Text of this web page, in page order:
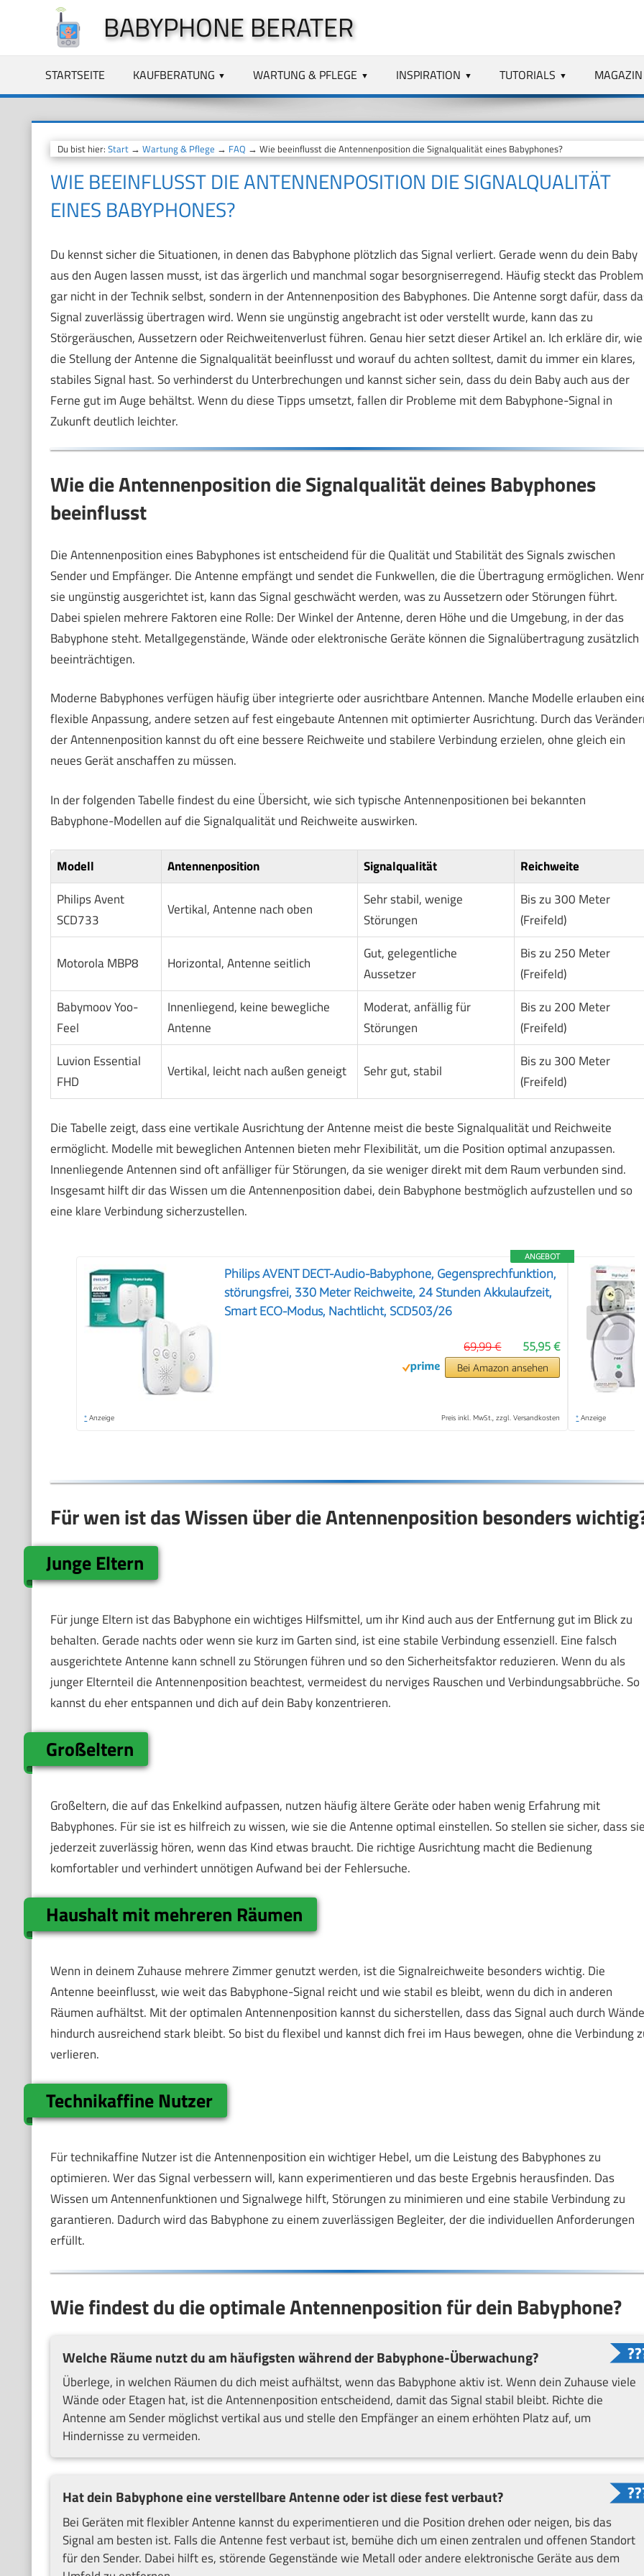
springen
BABYPHONE BERATER
STARTSEITE KAUFBERATUNG WARTUNG & PFLEGE INSPIRATION TUTORIALS MAGAZIN
Du bist hier: Start→ Wartung & Pflege → FAQ → Wie beeinflusst die Antennenposition die Signalqualität eines Babyphones?
WIE BEEINFLUSST DIE ANTENNENPOSITION DIE SIGNALQUALITÄT
EINES BABYPHONES?
Du kennst sicher die Situationen, in denen das Babyphone plötzlich das Signal verliert. Gerade wenn du dein Baby
aus den Augen lassen musst, ist das ärgerlich und manchmal sogar besorgniserregend. Häufig steckt das Problem
gar nicht in der Technik selbst, sondern in der Antennenposition des Babyphones. Die Antenne sorgt dafür, dass
Signal zuverlässig übertragen wird. Wenn sie ungünstig angebracht ist oder verstellt wurde, kann das zu
Störgeräuschen, Aussetzern oder Reichweitenverlust führen. Genau hier setzt dieser Artikel an. Ich erkläre dir, wie
die Stellung der Antenne die Signalqualität beeinflusst und worauf du achten solltest, damit du immer ein klares,
stabiles Signal hast. So verhinderst du Unterbrechungen und kannst sicher sein, dass du dein Baby auch aus der
Ferne gut im Auge behältst. Wenn du diese Tipps umsetzt, fallen dir Probleme mit dem Babyphone-Signal in
Zukunft deutlich leichter.
Wie die Antennenposition die Signalqualität deines Babyphones
beeinflusst
Die Antennenposition eines Babyphones ist entscheidend für die Qualität und Stabilität des Signals zwischen
Sender und Empfänger. Die Antenne empfängt und sendet die Funkwellen, die die Übertragung ermöglichen.
sie ungünstig ausgerichtet ist, kann das Signal geschwächt werden, was zu Aussetzern oder Störungen führt.
Dabei spielen mehrere Faktoren eine Rolle: Der Winkel der Antenne, deren Höhe und die Umgebung, in der das
Babyphone steht. Metallgegenstände, Wände oder elektronische Geräte können die Signalübertragung zusätzlich
beeinträchtigen.
Moderne Babyphones verfügen häufig über integrierte oder ausrichtbare Antennen. Manche Modelle erlauben
flexible Anpassung, andere setzen auf fest eingebaute Antennen mit optimierter Ausrichtung. Durch das
der Antennenposition kannst du oft eine bessere Reichweite und stabilere Verbindung erzielen, ohne gleich ein
neues Gerät anschaffen zu müssen.
In der folgenden Tabelle findest du eine Übersicht, wie sich typische Antennenpositionen bei bekannten
Babyphone-Modellen auf die Signalqualität und Reichweite auswirken.
Modell Antennenposition Signalqualität
Reichweite
Philips Avent
SCD733
Vertikal, Antenne nach oben
Sehr stabil, wenige
Störungen
Bis zu 300 Meter
(Freifeld)
Motorola MBP8 Horizontal, Antenne seitlich
Gut, gelegentliche
Aussetzer
Bis zu 250 Meter
(Freifeld)
Babymoov Yoo-
Feel
Innenliegend, keine bewegliche
Antenne
Moderat, anfällig für
Störungen
Bis zu 200 Meter
(Freifeld)
Luvion Essential
FHD
Vertikal, leicht nach außen geneigt Sehr gut, stabil
Bis zu 300 Meter
(Freifeld)
Die Tabelle zeigt, dass eine vertikale Ausrichtung der Antenne meist die beste Signalqualität und Reichweite
ermöglicht. Modelle mit beweglichen Antennen bieten mehr Flexibilität, um die Position optimal anzupassen.
Innenliegende Antennen sind oft anfälliger für Störungen, da sie weniger direkt mit dem Raum verbunden sind.
Insgesamt hilft dir das Wissen um die Antennenposition dabei, dein Babyphone bestmöglich aufzustellen und so
eine klare Verbindung sicherzustellen.
ANGEBOT
Philips AVENT DECT-Audio-Babyphone, Gegensprechfunktion,
störungsfrei, 330 Meter Reichweite, 24 Stunden Akkulaufzeit,
Smart ECO-Modus, Nachtlicht, SCD503/26
55,95 €
69,99 €
Bei Amazon ansehen
* Anzeige Preis inkl. MwSt., zzgl. Versandkosten * Anzeige
❯
Für wen ist das Wissen über die Antennenposition besonders
Junge Eltern
Für junge Eltern ist das Babyphone ein wichtiges Hilfsmittel, um ihr Kind auch aus der Entfernung gut im Blick zu
behalten. Gerade nachts oder wenn sie kurz im Garten sind, ist eine stabile Verbindung essenziell. Eine falsch
ausgerichtete Antenne kann schnell zu Störungen führen und so den Sicherheitsfaktor reduzieren. Wenn du als
junger Elternteil die Antennenposition beachtest, vermeidest du nerviges Rauschen und Verbindungsabbrüche. So
kannst du eher entspannen und dich auf dein Baby konzentrieren.
Großeltern
Großeltern, die auf das Enkelkind aufpassen, nutzen häufig ältere Geräte oder haben wenig Erfahrung mit
Babyphones. Für sie ist es hilfreich zu wissen, wie sie die Antenne optimal einstellen. So stellen sie sicher, dass
jederzeit zuverlässig hören, wenn das Kind etwas braucht. Die richtige Ausrichtung macht die Bedienung
komfortabler und verhindert unnötigen Aufwand bei der Fehlersuche.
Haushalt mit mehreren Räumen
Wenn in deinem Zuhause mehrere Zimmer genutzt werden, ist die Signalreichweite besonders wichtig. Die
Antenne beeinflusst, wie weit das Babyphone-Signal reicht und wie stabil es bleibt, wenn du dich in anderen
Räumen aufhältst. Mit der optimalen Antennenposition kannst du sicherstellen, dass das Signal auch durch Wände
hindurch ausreichend stark bleibt. So bist du flexibel und kannst dich frei im Haus bewegen, ohne die Verbindung
verlieren.
Technikaffine Nutzer
Für technikaffine Nutzer ist die Antennenposition ein wichtiger Hebel, um die Leistung des Babyphones zu
optimieren. Wer das Signal verbessern will, kann experimentieren und das beste Ergebnis herausfinden. Das
Wissen um Antennenfunktionen und Signalwege hilft, Störungen zu minimieren und eine stabile Verbindung zu
garantieren. Dadurch wird das Babyphone zu einem zuverlässigen Begleiter, der die individuellen Anforderungen
erfüllt.
Wie findest du die optimale Antennenposition für dein Babyphone?
Welche Räume nutzt du am häufigsten während der Babyphone-Überwachung?
Überlege, in welchen Räumen du dich meist aufhältst, wenn das Babyphone aktiv ist. Wenn dein Zuhause viele
Wände oder Etagen hat, ist die Antennenposition entscheidend, damit das Signal stabil bleibt. Richte die
Antenne am Sender möglichst vertikal aus und stelle den Empfänger an einem erhöhten Platz auf, um
Hindernisse zu vermeiden.
Hat dein Babyphone eine verstellbare Antenne oder ist diese fest verbaut?
Bei Geräten mit flexibler Antenne kannst du experimentieren und die Position drehen oder neigen, bis das
Signal am besten ist. Falls die Antenne fest verbaut ist, bemühe dich um einen zentralen und offenen Standort
für den Sender. Dabei hilft es, störende Gegenstände wie Metall oder andere elektronische Geräte aus dem